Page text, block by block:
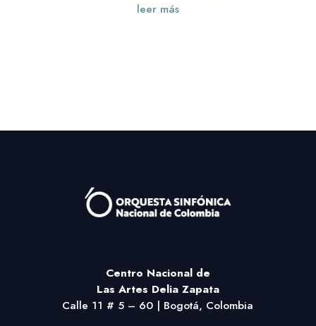
leer más
Centro Nacional de
Las Artes Delia Zapata
Calle 11 # 5 – 60 | Bogotá, Colombia